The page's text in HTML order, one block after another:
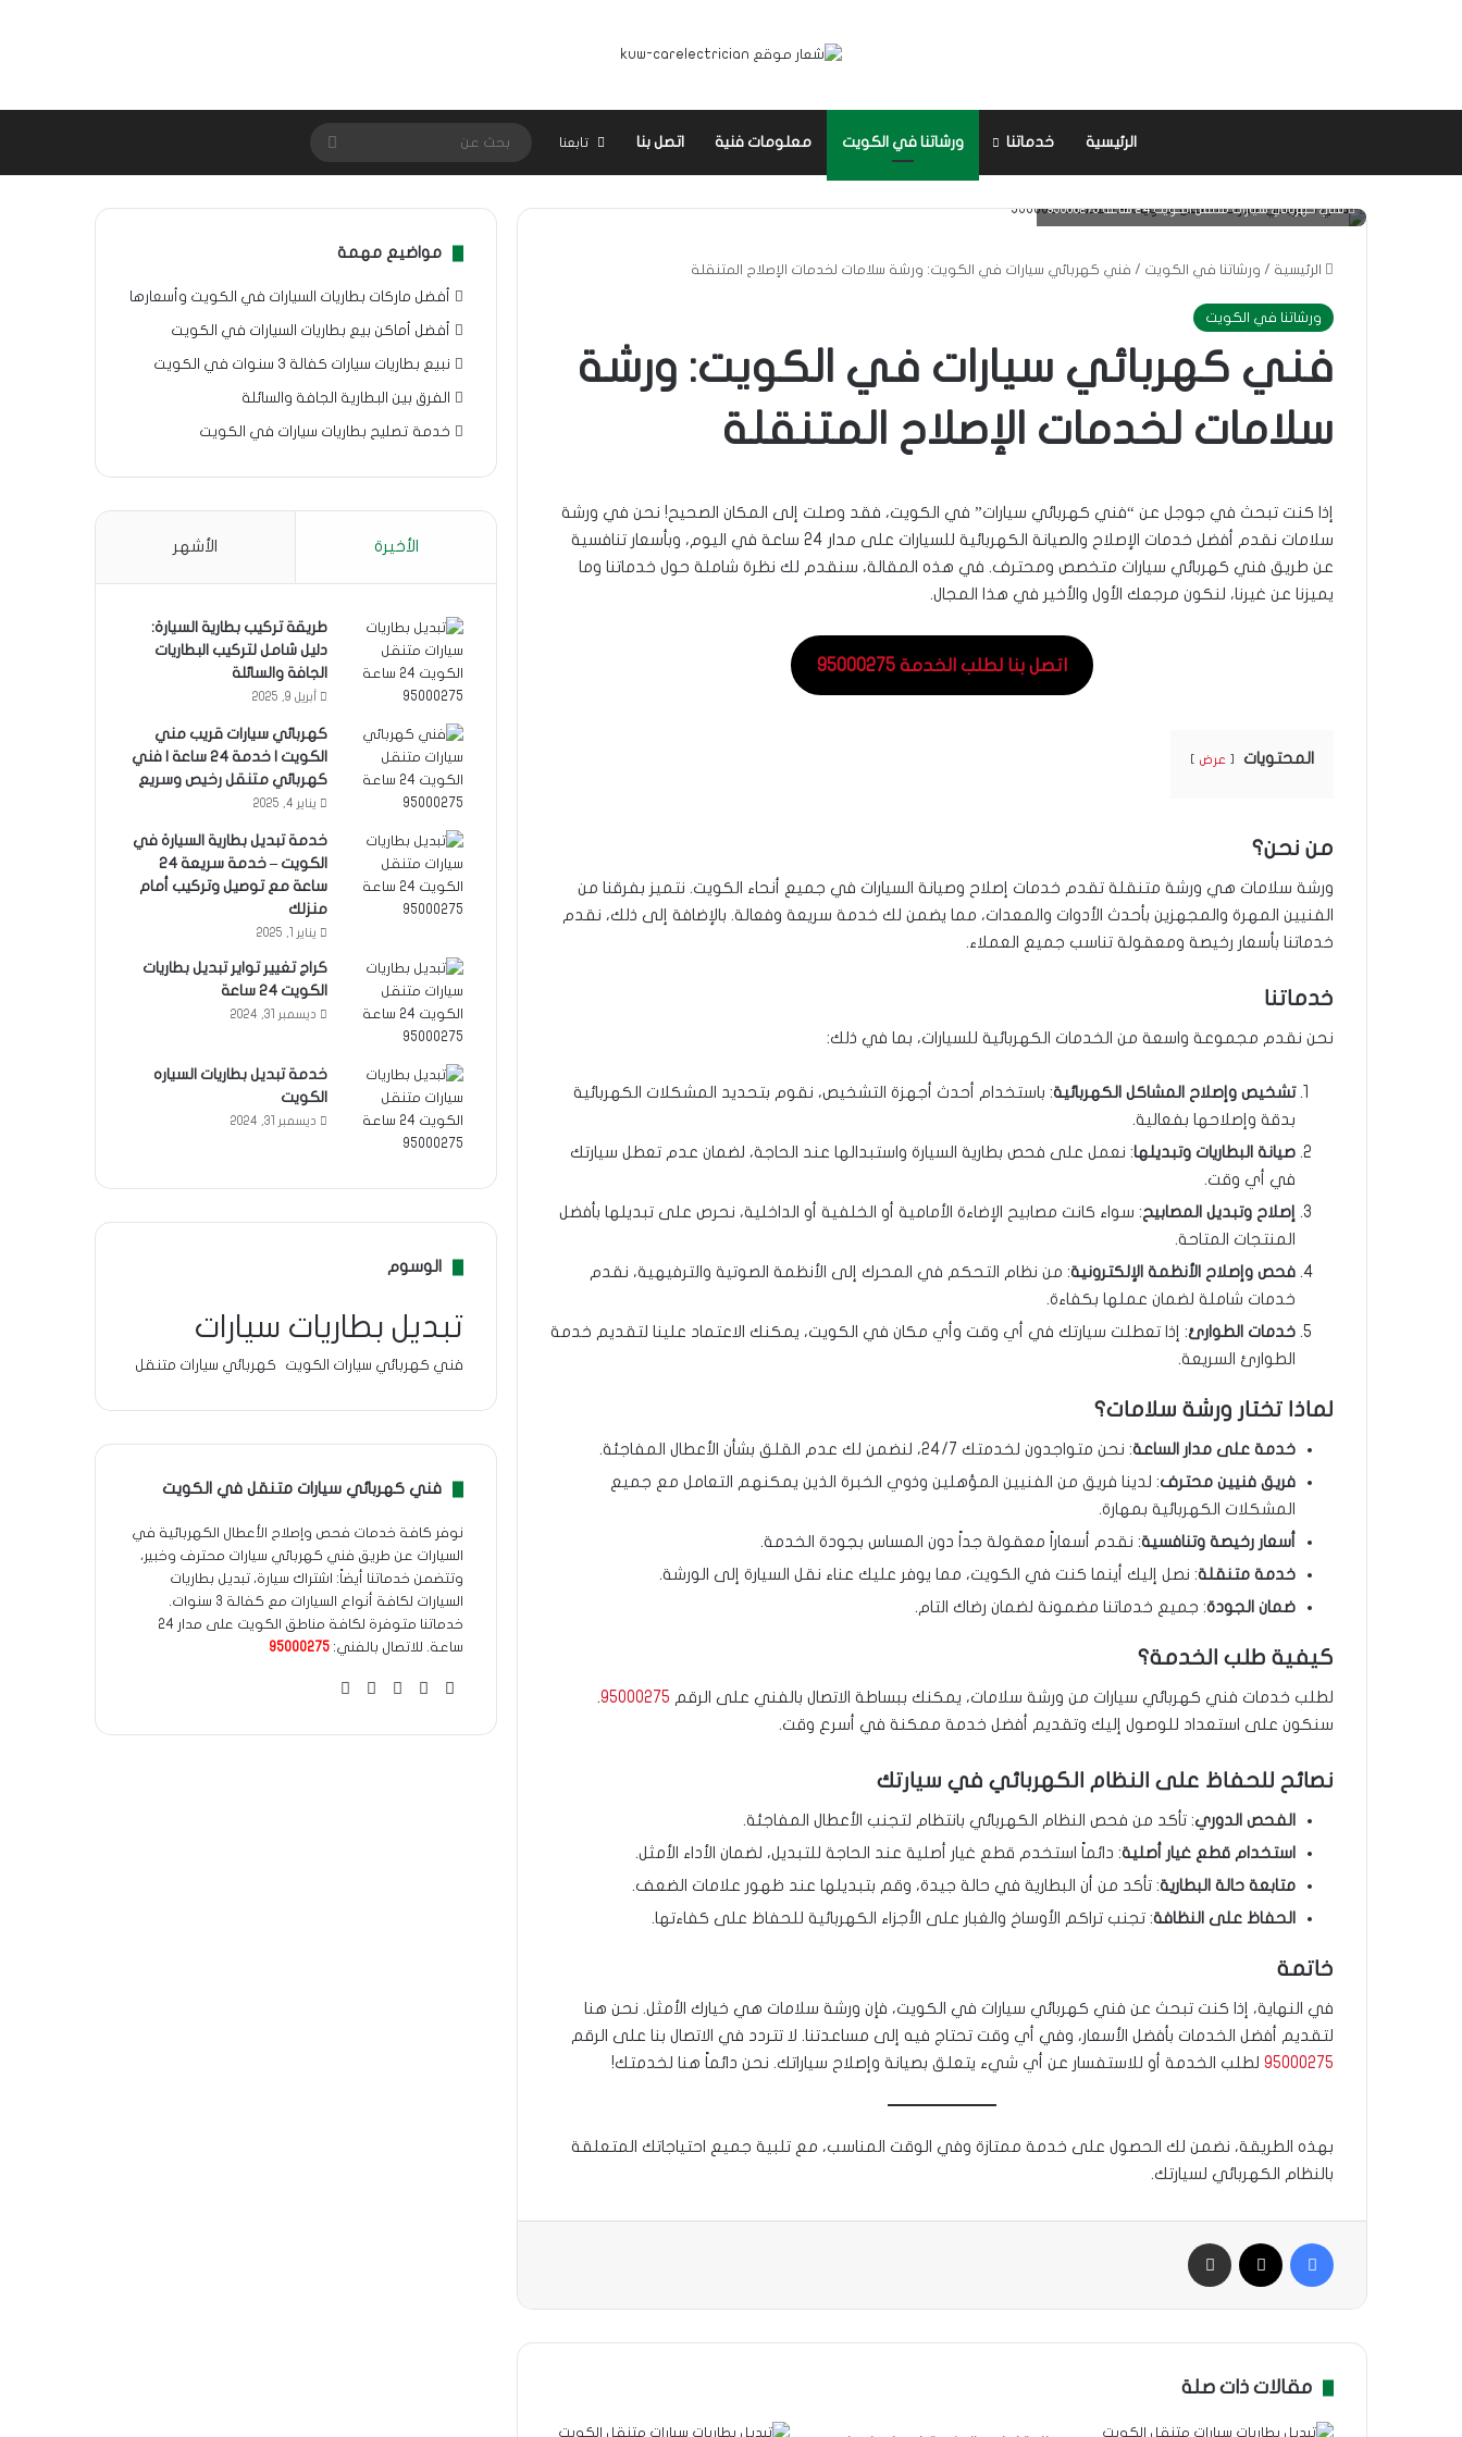
الرئيسية خدماتنا ورشاتنا في الكويت معلومات فنية اتصل بنا تابعنا
عن
فني كهربائي سيارات متنقل الكويت 24 ساعة 95000275
الرئيسية / ورشاتنا في الكويت / فني كهربائي سيارات في الكويت: ورشة سلامات لخدمات الإصلاح المتنقلة
ورشاتنا في الكويت
فني كهربائي سيارات في الكويت: ورشة
سلامات لخدمات الإصلاح المتنقلة
إذا كنت تبحث في جوجل عن “فني كهربائي سيارات” في الكويت، فقد وصلت إلى المكان الصحيح! نحن في ورشة
سلامات نقدم أفضل خدمات الإصلاح والصيانة الكهربائية للسيارات على مدار 24 ساعة في اليوم، وبأسعار تنافسية
عن طريق فني كهربائي سيارات متخصص ومحترف. في هذه المقالة، سنقدم لك نظرة شاملة حول خدماتنا وما
يميزنا عن غيرنا، لنكون مرجعك الأول والأخير في هذا المجال.
اتصل بنا لطلب الخدمة 95000275
المحتويات عرض
من نحن؟
ورشة سلامات هي ورشة متنقلة تقدم خدمات إصلاح وصيانة السيارات في جميع أنحاء الكويت. نتميز بفرقنا من
الفنيين المهرة والمجهزين بأحدث الأدوات والمعدات، مما يضمن لك خدمة سريعة وفعالة. بالإضافة إلى ذلك، نقدم
خدماتنا بأسعار رخيصة ومعقولة تناسب جميع العملاء.
خدماتنا
نحن نقدم مجموعة واسعة من الخدمات الكهربائية للسيارات، بما في ذلك:
تشخيص وإصلاح المشاكل الكهربائية: باستخدام أحدث أجهزة التشخيص، نقوم بتحديد المشكلات الكهربائية
بدقة وإصلاحها بفعالية.
صيانة البطاريات وتبديلها: نعمل على فحص بطارية السيارة واستبدالها عند الحاجة، لضمان عدم تعطل سيارتك
في أي وقت.
إصلاح وتبديل المصابيح: سواء كانت مصابيح الإضاءة الأمامية أو الخلفية أو الداخلية، نحرص على تبديلها بأفضل
المنتجات المتاحة.
فحص وإصلاح الأنظمة الإلكترونية: من نظام التحكم في المحرك إلى الأنظمة الصوتية والترفيهية، نقدم
خدمات شاملة لضمان عملها بكفاءة.
خدمات الطوارئ: إذا تعطلت سيارتك في أي وقت وأي مكان في الكويت، يمكنك الاعتماد علينا لتقديم خدمة
الطوارئ السريعة.
لماذا تختار ورشة سلامات؟
خدمة على مدار الساعة: نحن متواجدون لخدمتك 24/7، لنضمن لك عدم القلق بشأن الأعطال المفاجئة.
فريق فنيين محترف: لدينا فريق من الفنيين المؤهلين وذوي الخبرة الذين يمكنهم التعامل مع جميع
المشكلات الكهربائية بمهارة.
أسعار رخيصة وتنافسية: نقدم أسعاراً معقولة جداً دون المساس بجودة الخدمة.
خدمة متنقلة: نصل إليك أينما كنت في الكويت، مما يوفر عليك عناء نقل السيارة إلى الورشة.
ضمان الجودة: جميع خدماتنا مضمونة لضمان رضاك التام.
كيفية طلب الخدمة؟
لطلب خدمات فني كهربائي سيارات من ورشة سلامات، يمكنك ببساطة الاتصال بالفني على الرقم 95000275
.
سنكون على استعداد للوصول إليك وتقديم أفضل خدمة ممكنة في أسرع وقت.
نصائح للحفاظ على النظام الكهربائي في سيارتك
الفحص الدوري: تأكد من فحص النظام الكهربائي بانتظام لتجنب الأعطال المفاجئة.
استخدام قطع غيار أصلية: دائماً استخدم قطع غيار أصلية عند الحاجة للتبديل، لضمان الأداء الأمثل.
متابعة حالة البطارية: تأكد من أن البطارية في حالة جيدة، وقم بتبديلها عند ظهور علامات الضعف.
الحفاظ على النظافة: تجنب تراكم الأوساخ والغبار على الأجزاء الكهربائية للحفاظ على كفاءتها.
خاتمة
في النهاية، إذا كنت تبحث عن فني كهربائي سيارات في الكويت، فإن ورشة سلامات هي خيارك الأمثل. نحن هنا
لتقديم أفضل الخدمات بأفضل الأسعار، وفي أي وقت تحتاج فيه إلى مساعدتنا. لا تتردد في الاتصال بنا على الرقم
95000275 لطلب الخدمة أو للاستفسار عن أي شيء يتعلق بصيانة وإصلاح سياراتك. نحن دائماً هنا لخدمتك!
بهذه الطريقة، نضمن لك الحصول على خدمة ممتازة وفي الوقت المناسب، مع تلبية جميع احتياجاتك المتعلقة
بالنظام الكهربائي لسيارتك.
فيسبوك
مقالات ذات صلة
مواضيع مهمة
أفضل ماركات بطاريات السيارات في الكويت وأسعارها
أفضل أماكن بيع بطاريات السيارات في الكويت
نبيع بطاريات سيارات كفالة 3 سنوات في الكويت
الفرق بين البطارية الجافة والسائلة
خدمة تصليح بطاريات سيارات في الكويت
الأخيرة الأشهر
طريقة تركيب بطارية السيارة:
دليل شامل لتركيب البطاريات
الجافة والسائلة
أبريل 9, 2025
كهربائي سيارات قريب مني
الكويت | خدمة 24 ساعة | فني
كهربائي متنقل رخيص وسريع
يناير 4, 2025
خدمة تبديل بطارية السيارة في
الكويت – خدمة سريعة 24
ساعة مع توصيل وتركيب أمام
منزلك
يناير 1, 2025
كراج تغيير تواير تبديل بطاريات
الكويت 24 ساعة
ديسمبر 31, 2024
خدمة تبديل بطاريات السياره
الكويت
ديسمبر 31, 2024
الوسوم
تبديل بطاريات سيارات
فني كهربائي سيارات الكويت كهربائي سيارات متنقل
فني كهربائي سيارات متنقل في الكويت
نوفر كافة خدمات فحص وإصلاح الأعطال الكهربائية في
السيارات عن طريق فني كهربائي سيارات محترف وخبير،
وتتضمن خدماتنا أيضاً: اشتراك سيارة، تبديل بطاريات
السيارات لكافة أنواع السيارات مع كفالة 3 سنوات.
خدماتنا متوفرة لكافة مناطق الكويت على مدار 24
ساعة. للاتصال بالفني:95000275
فيسبوك
‫X انستقرام
واتساب